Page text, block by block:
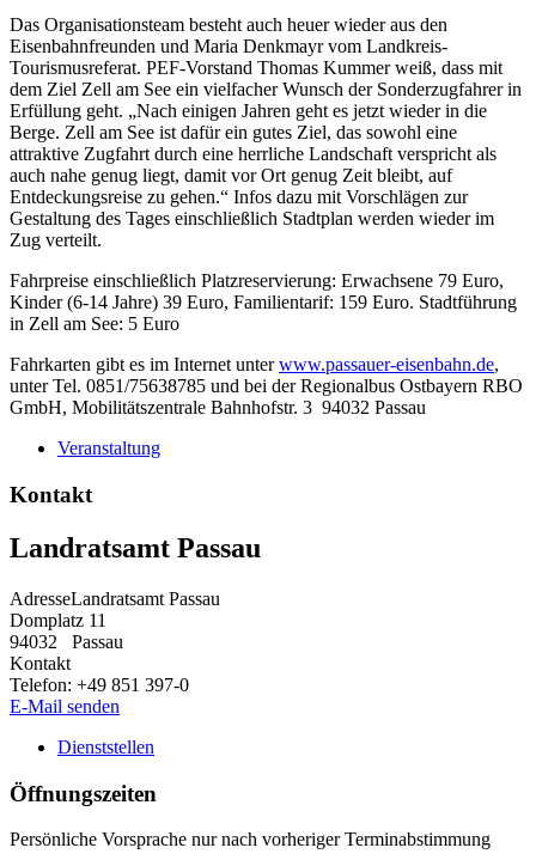
Das Organisationsteam besteht auch heuer wieder aus den
Eisenbahnfreunden und Maria Denkmayr vom Landkreis-
Tourismusreferat. PEF-Vorstand Thomas Kummer weiß, dass mit
dem Ziel Zell am See ein vielfacher Wunsch der Sonderzugfahrer in
Erfüllung geht. „Nach einigen Jahren geht es jetzt wieder in die
Berge. Zell am See ist dafür ein gutes Ziel, das sowohl eine
attraktive Zugfahrt durch eine herrliche Landschaft verspricht als
auch nahe genug liegt, damit vor Ort genug Zeit bleibt, auf
Entdeckungsreise zu gehen.“ Infos dazu mit Vorschlägen zur
Gestaltung des Tages einschließlich Stadtplan werden wieder im
Zug verteilt.
Fahrpreise einschließlich Platzreservierung: Erwachsene 79 Euro,
Kinder (6-14 Jahre) 39 Euro, Familientarif: 159 Euro. Stadtführung
in Zell am See: 5 Euro
Fahrkarten gibt es im Internet unterwww.passauer-eisenbahn.de,
unter Tel. 0851/75638785 und bei der Regionalbus Ostbayern RBO
GmbH, Mobilitätszentrale Bahnhofstr. 3 94032 Passau
Veranstaltung
Kontakt
Landratsamt Passau
AdresseLandratsamt Passau
Domplatz 11
94032
Passau
Kontakt
Telefon: +49 851 397-0
E-Mail senden
Dienststellen
Öffnungszeiten
Persönliche Vorsprache nur nach vorheriger Terminabstimmung